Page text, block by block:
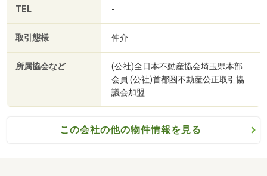
住まいの急なトラブルやお困り事に24時間365日対応。
一次的な応急処置の他、在宅確認も行います。
■Club Offプレミアム
ご成約頂いたTOHO HOUSE CLUB会員様のための特別優待
ホテル、レジャー施設、飲食店、映画館など\
TEL -
取引態様 仲介
所属協会など
(公社)全日本不動産協会埼玉県本部
会員 (公社)首都圏不動産公正取引協
議会加盟
この会社の他の物件情報を見る